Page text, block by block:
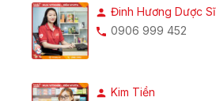
Đinh Hương Dược Sĩ
0906 999 452
Kim Tiền